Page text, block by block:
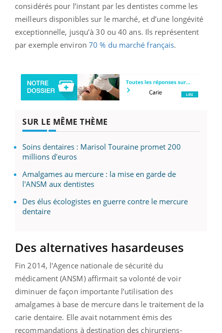
considérés pour l’instant par les dentistes comme les
meilleurs disponibles sur le marché, et d’une longévité
exceptionnelle, jusqu’à 30 ou 40 ans. Ils représentent
par exemple environ 70 % du marché français.
SUR LE MÊME THÈME
Soins dentaires : Marisol Touraine promet 200
millions d'euros
Amalgames au mercure : la mise en garde de
l'ANSM aux dentistes
Des élus écologistes en guerre contre le mercure
dentaire
Des alternatives hasardeuses
Fin 2014, l'Agence nationale de sécurité du
médicament (ANSM) affirmait sa volonté de voir
diminuer de façon importante l’utilisation des
amalgames à base de mercure dans le traitement de la
carie dentaire. Elle avait notamment émis des
recommandations à destination des chirurgiens-